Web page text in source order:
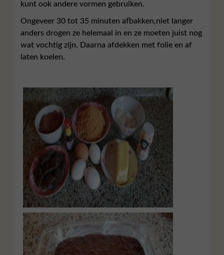
kunt ook andere vormen gebruiken.
Ongeveer 30 tot 35 minuten afbakken,niet langer
anders drogen ze helemaal in en ze moeten juist nog
wat vochtig zijn. Daarna afdekken met folie en af
laten koelen.